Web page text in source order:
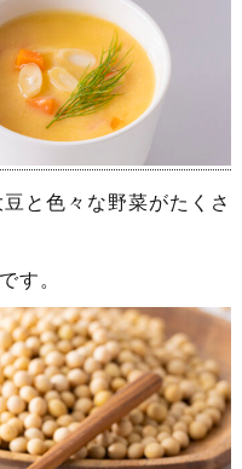
と色々な野菜がたくさ
す。